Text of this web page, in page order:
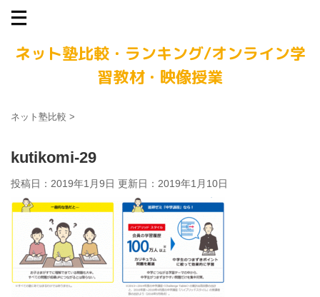
ネット塾比較・ランキング/オンライン学
習教材・映像授業
ネット塾比較 >
kutikomi-29
投稿日：2019年1月9日 更新日： 2019年1月10日